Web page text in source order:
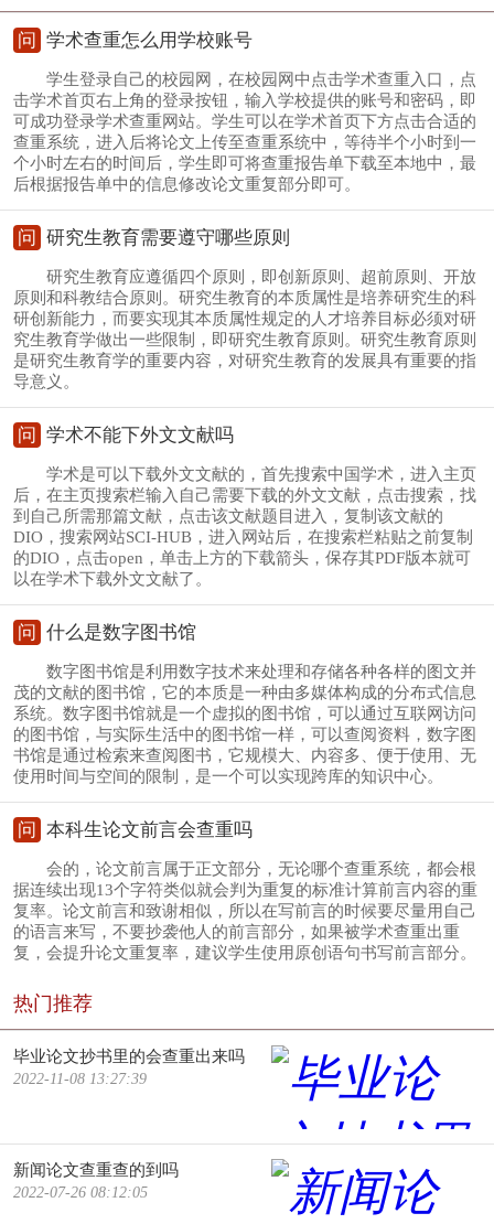
问 学术查重怎么用学校账号
学生登录自己的校园网，在校园网中点击学术查重入口，点
击学术首页右上角的登录按钮，输入学校提供的账号和密码，即
可成功登录学术查重网站。学生可以在学术首页下方点击合适的
查重系统，进入后将论文上传至查重系统中，等待半个小时到一
个小时左右的时间后，学生即可将查重报告单下载至本地中，最
后根据报告单中的信息修改论文重复部分即可。
问 研究生教育需要遵守哪些原则
研究生教育应遵循四个原则，即创新原则、超前原则、开放
原则和科教结合原则。研究生教育的本质属性是培养研究生的科
研创新能力，而要实现其本质属性规定的人才培养目标必须对研
究生教育学做出一些限制，即研究生教育原则。研究生教育原则
是研究生教育学的重要内容，对研究生教育的发展具有重要的指
导意义。
问 学术不能下外文文献吗
学术是可以下载外文文献的，首先搜索中国学术，进入主页
后，在主页搜索栏输入自己需要下载的外文文献，点击搜索，找
到自己所需那篇文献，点击该文献题目进入，复制该文献的
DIO，搜索网站SCI-HUB，进入网站后，在搜索栏粘贴之前复制
的DIO，点击open，单击上方的下载箭头，保存其PDF版本就可
以在学术下载外文文献了。
问 什么是数字图书馆
数字图书馆是利用数字技术来处理和存储各种各样的图文并
茂的文献的图书馆，它的本质是一种由多媒体构成的分布式信息
系统。数字图书馆就是一个虚拟的图书馆，可以通过互联网访问
的图书馆，与实际生活中的图书馆一样，可以查阅资料，数字图
书馆是通过检索来查阅图书，它规模大、内容多、便于使用、无
使用时间与空间的限制，是一个可以实现跨库的知识中心。
问 本科生论文前言会查重吗
会的，论文前言属于正文部分，无论哪个查重系统，都会根
据连续出现13个字符类似就会判为重复的标准计算前言内容的重
复率。论文前言和致谢相似，所以在写前言的时候要尽量用自己
的语言来写，不要抄袭他人的前言部分，如果被学术查重出重
复，会提升论文重复率，建议学生使用原创语句书写前言部分。
热门推荐
毕业论文抄书里的会查重出来吗
2022-11-08 13:27:39
新闻论文查重查的到吗
2022-07-26 08:12:05